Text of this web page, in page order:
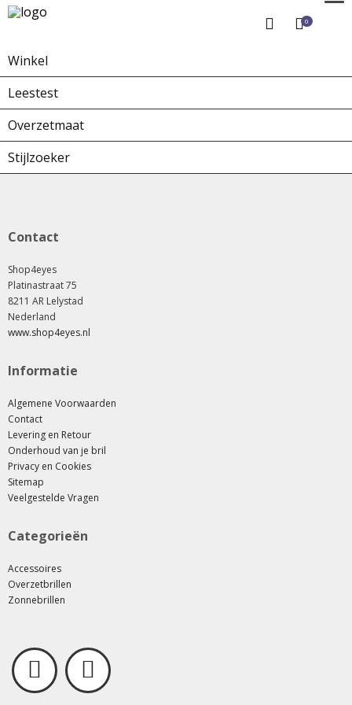
0
Winkel
Leestest
Overzetmaat
Stijlzoeker
Home Winkel
Contact
Shop4eyes
Platinastraat 75
8211 AR Lelystad
Nederland
www.shop4eyes.nl
Informatie
Algemene Voorwaarden
Contact
Levering en Retour
Onderhoud van je bril
Privacy en Cookies
Sitemap
Veelgestelde Vragen
Categorieën
Accessoires
Overzetbrillen
Zonnebrillen